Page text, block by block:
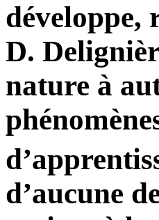
développe,
D.
nature à
d’aucune